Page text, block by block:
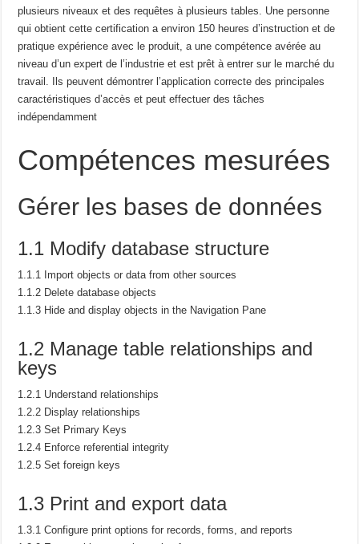
plusieurs niveaux et des requêtes à plusieurs tables.
Une personne
qui obtient cette certification a environ 150 heures d’instruction et de
pratique expérience avec le produit, a une compétence avérée au
niveau d’un expert de l’industrie et est prêt à entrer sur le marché du
travail.
Ils peuvent démontrer l’application correcte des principales
caractéristiques d’accès et peut effectuer des tâches
indépendamment
Compétences mesurées
Gérer les bases de données
1.1 Modify database structure
1.1.1 Import objects or data from other sources
1.1.2 Delete database objects
1.1.3 Hide and display objects in the Navigation Pane
1.2 Manage table relationships and
keys
1.2.1 Understand relationships
1.2.2 Display relationships
1.2.3 Set Primary Keys
1.2.4 Enforce referential integrity
1.2.5 Set foreign keys
1.3 Print and export data
1.3.1 Configure print options for records, forms, and reports